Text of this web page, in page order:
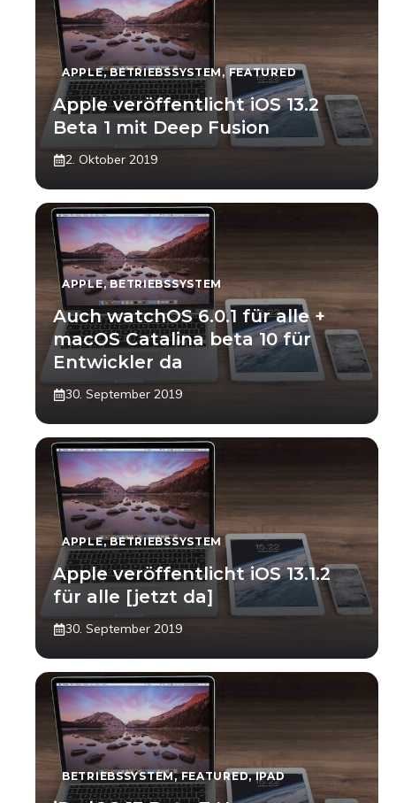
APPLE,BETRIEBSSYSTEM , FEATURED
Apple veröffentlicht iOS 13.2
Beta 1 mit Deep Fusion
2. Oktober 2019
APPLE,BETRIEBSSYSTEM
Auch watchOS 6.0.1 für alle +
macOS Catalina beta 10 für
Entwickler da
30. September 2019
APPLE,BETRIEBSSYSTEM
Apple veröffentlicht iOS 13.1.2
für alle [jetzt da]
30. September 2019
BETRIEBSSYSTEM,FEATURED,IPAD